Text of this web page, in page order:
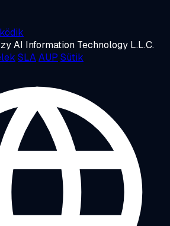
AI Information Technology L.L.C.
SLAAUP Sütik